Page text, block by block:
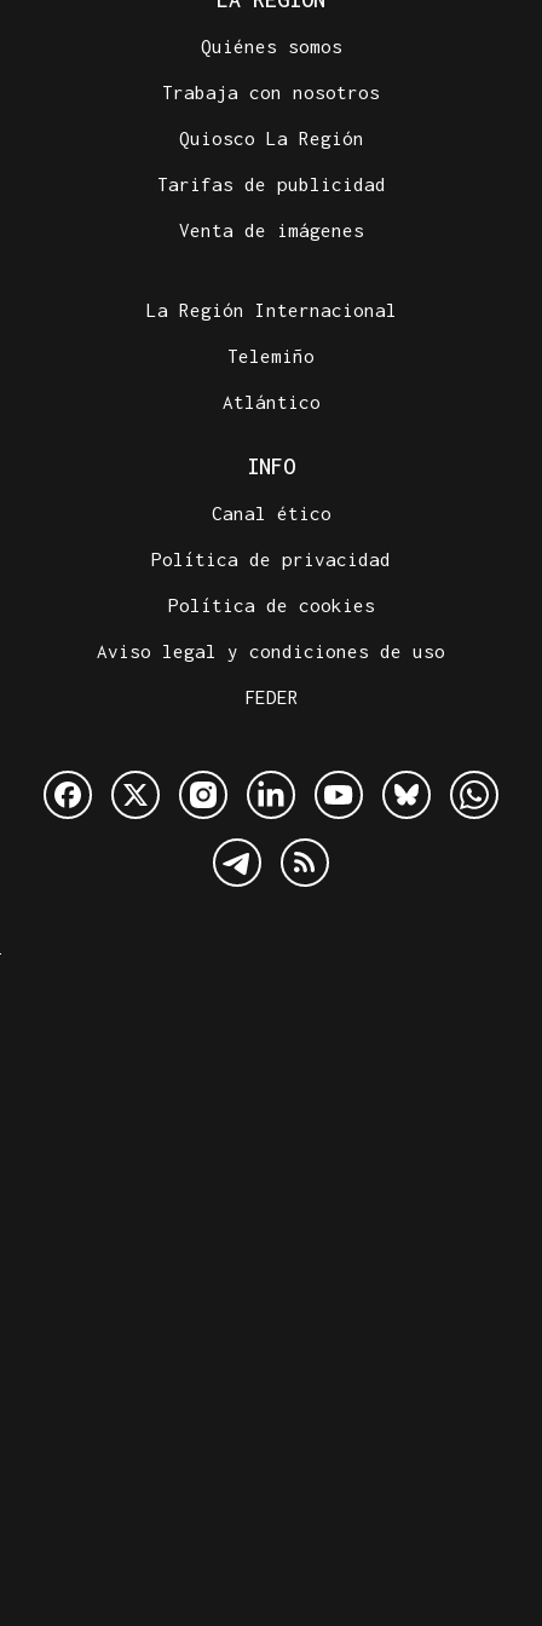
Quiénes somos
Trabaja con nosotros
Quiosco La Región
Tarifas de publicidad
Venta de imágenes
La Región Internacional
Telemiño
Atlántico
INFO
Canal ético
Política de privacidad
Política de cookies
Aviso legal y condiciones de uso
FEDER